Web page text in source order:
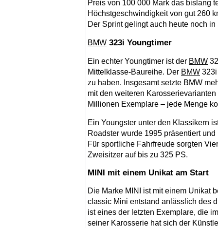
Preis von 100 000 Mark das bislang
Höchstgeschwindigkeit von gut 260
Der Sprint gelingt auch heute noch
BMW 323i Youngtimer
Ein echter Youngtimer ist der BMW
Mittelklasse-Baureihe. Der BMW
zu haben. Insgesamt setzte BMW
mit den weiteren
Millionen Exemplare – jede Menge
Ein Youngster unter den Klassikern
Roadster wurde 1995 präsentiert
Für sportliche Fahrfreude sorgten
Zweisitzer auf bis zu 325 PS.
MINI mit einem Unikat am Start
Die Marke MINI ist mit einem Unikat
classic Mini entstand anlässlich des
ist eines der letzten Exemplare, die
seiner Karosserie hat sich der